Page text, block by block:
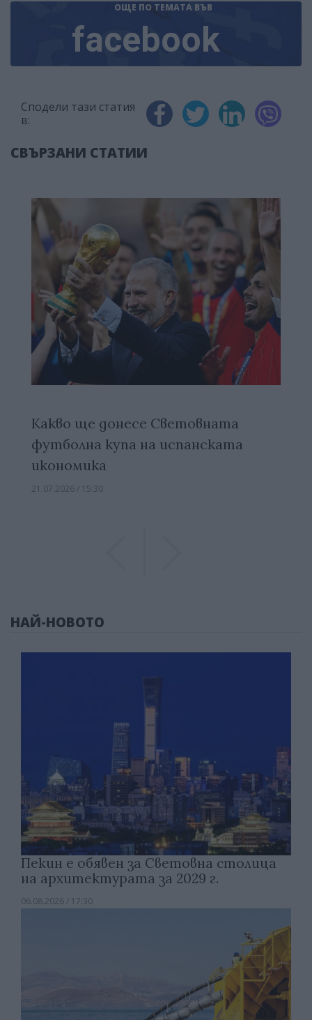
ОЩЕ ПО ТЕМАТА ВЪВ
facebook
Сподели тази статия
в:
СВЪРЗАНИ СТАТИИ
Какво ще донесе Световната
футболна купа на испанската
икономика
21.07.2026 / 15:30
НАЙ-НОВОТО
Пекин е обявен за Световна столица
на архитектурата за 2029 г.
06.08.2026 / 17:30